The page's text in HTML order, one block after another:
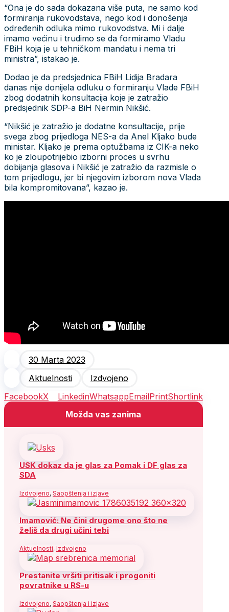
“Ona je do sada dokazana više puta, ne samo kod
formiranja rukovodstava, nego kod i donošenja
određenih odluka mimo rukovodstva. Mi i dalje
imamo većinu i trudimo se da formiramo Vladu
FBiH koja je u tehničkom mandatu i nema tri
ministra”, istakao je.
Dodao je da predsjednica FBiH Lidija Bradara
danas nije donijela odluku o formiranju Vlade FBiH
zbog dodatnih konsultacija koje je zatražio
predsjednik SDP-a BiH Nermin Nikšić.
“Nikšić je zatražio je dodatne konsultacije, prije
svega zbog prijedloga NES-a da Anel Kljako bude
ministar. Kljako je prema optužbama iz CIK-a neko
ko je zloupotrijebio izborni proces u svrhu
dobijanja glasova i Nikšić je zatražio da razmisle o
tom prijedlogu, jer bi njegovim izborom nova Vlada
bila kompromitovana”, kazao je.
30 Marta 2023
Aktuelnosti
Izdvojeno
FacebookX LinkedinWhatsappEmailPrintShortlink
Možda vas zanima
USK dokaz da je glas za Pomak i DF glas za
SDA
Izdvojeno, Saopštenja i izjave
Imamović: Ne čini drugome ono što ne
želiš da drugi učini tebi
Aktuelnosti, Izdvojeno
Prestanite vršiti pritisak i progoniti
povratnike u RS-u
Izdvojeno, Saopštenja i izjave